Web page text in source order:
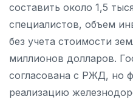
составить около 1,5
специалистов, объем
без учета стоимости
миллионов долларов.
согласована с РЖД, но
реализацию